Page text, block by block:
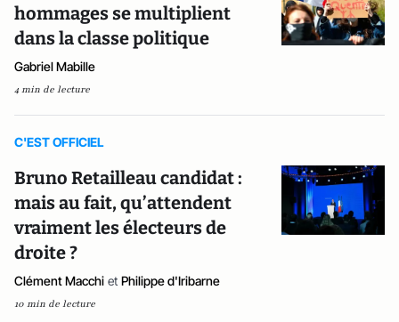
hommages se multiplient
dans la classe politique
Gabriel Mabille
4 min de lecture
C'EST OFFICIEL
Bruno Retailleau candidat :
mais au fait, qu’attendent
vraiment les électeurs de
droite ?
Clément Macchi et Philippe d'Iribarne
10 min de lecture